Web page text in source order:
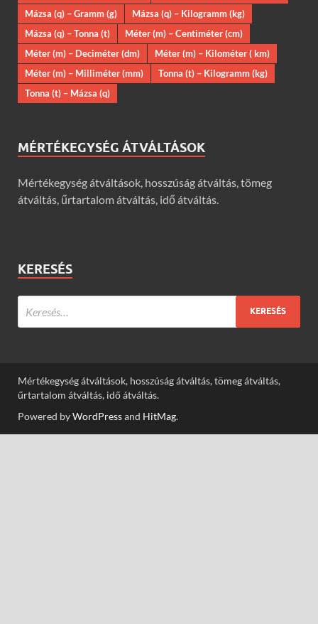
Mázsa (q) – Gramm (g)
Mázsa (q) – Kilogramm (kg)
Mázsa (q) – Tonna (t)
Méter (m) – Centiméter (cm)
Méter (m) – Deciméter (dm)
Méter (m) – Kilométer ( km)
Méter (m) – Milliméter (mm)
Tonna (t) – Kilogramm (kg)
Tonna (t) – Mázsa (q)
MÉRTÉKEGYSÉG ÁTVÁLTÁSOK
Mértékegység átváltások, hosszúság átváltás, tömeg
átváltás, űrtartalom átváltás, idő átváltás.
KERESÉS
Mértékegység átváltások, hosszúság átváltás, tömeg átváltás,
űrtartalom átváltás, idő átváltás.
Powered byWordPressand HitMag.